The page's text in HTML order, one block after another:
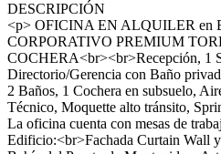
DESCRIPCIÓN
<p> OFICINA EN ALQUILER en
CORPORATIVO PREMIUM
COCHERA<br><br>Recepción, 1
Directorio/Gerencia con Baño
2 Baños, 1 Cochera en subsuelo,
Técnico, Moquette alto tránsito,
La oficina cuenta con mesas de
Edificio:<br>Fachada Curtain Wall